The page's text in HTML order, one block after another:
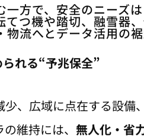
一方で、安全のニーズ
てつ機や踏切、融雪器
流へとデータ活用の裾
れる“予兆保全”
、広域に点在する設備
維持には、 無人化・省